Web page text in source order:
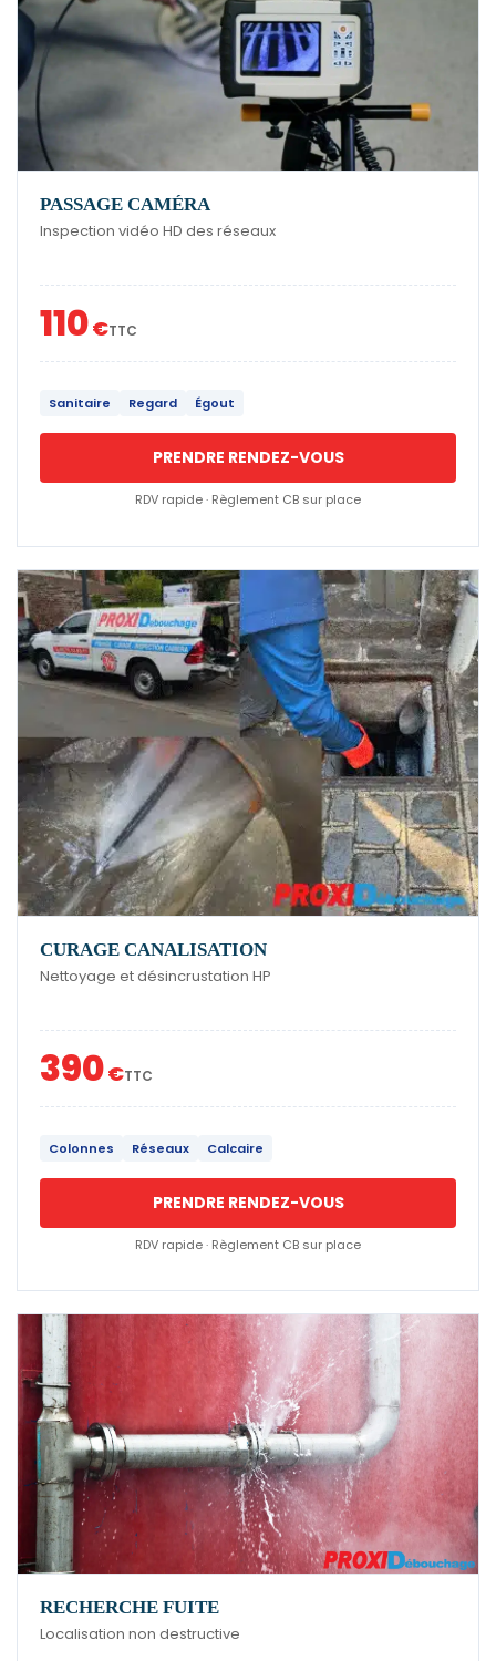
PASSAGE CAMÉRA
Inspection vidéo HD des réseaux
110€TTC
Sanitaire Regard Égout
PRENDRE RENDEZ-VOUS
RDV rapide · Règlement CB sur place
CURAGE CANALISATION
Nettoyage et désincrustation HP
390€TTC
Colonnes Réseaux Calcaire
PRENDRE RENDEZ-VOUS
RDV rapide · Règlement CB sur place
RECHERCHE FUITE
Localisation non destructive